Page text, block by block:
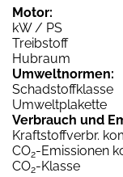
Motor:
kW / PS
Treibstoff
Hubraum
Umweltnormen:
Schadstoffklasse
Umweltplakette
Verbrauch und
Kraftstoffverbr.
CO2-Emissionen
CO2-Klasse